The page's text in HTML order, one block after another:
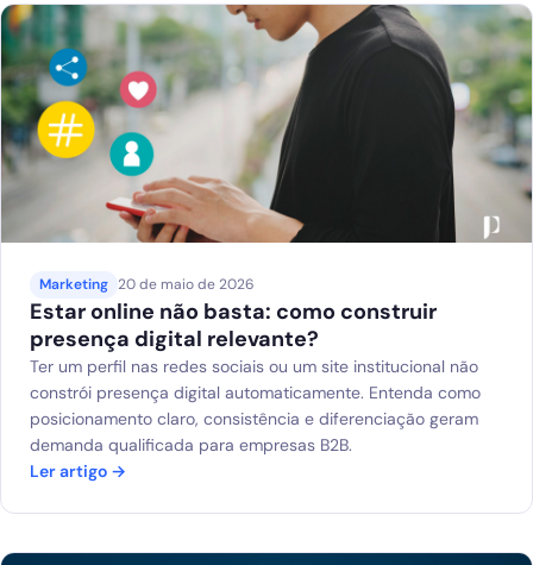
Marketing 20 de maio de 2026
Estar online não basta: como construir
presença digital relevante?
Ter um perfil nas redes sociais ou um site institucional não
constrói presença digital automaticamente. Entenda como
posicionamento claro, consistência e diferenciação geram
demanda qualificada para empresas B2B.
Ler artigo →